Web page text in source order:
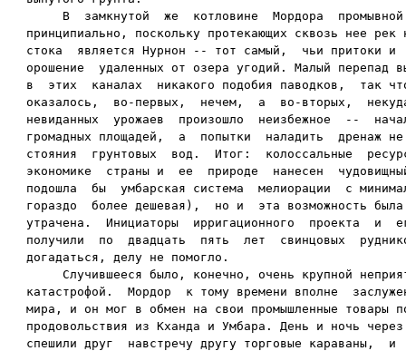
В  замкнутой  же  котловине  Мордора
принципиально, поскольку протекающих сквозь нее
стока  является Нурнон -- тот самый,  чьи притоки и
орошение  удаленных от озера угодий. Малый перепад
в  этих  каналах  никакого подобия паводков,  так
оказалось,  во-первых,  нечем,  а  во-вторых,
невиданных  урожаев  произошло  неизбежное  --
громадных площадей,  а  попытки  наладить  дренаж
стояния  грунтовых  вод.  Итог:  колоссальные
экономике  страны и  ее  природе  нанесен
подошла  бы  умбарская система  мелиорации  с
гораздо  более дешевая),  но и  эта возможность была
утрачена.  Инициаторы  ирригационного  проекта  и
получили  по  двадцать  пять  лет  свинцовых
догадаться, делу не помогло.
Случившееся было, конечно, очень крупной
катастрофой.  Мордор  к тому времени вполне
мира, и он мог в обмен на свои промышленные товары
продовольствия из Кханда и Умбара. День и ночь через
спешили друг  навстречу другу торговые караваны,